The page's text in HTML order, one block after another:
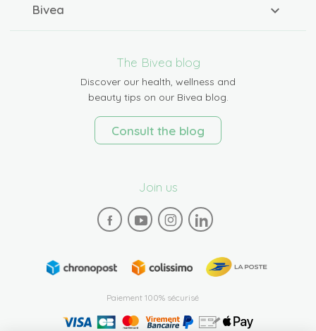
Bivea
The Bivea blog
Discover our health, wellness and
beauty tips on our Bivea blog.
Consult the blog
Join us
Paiement 100% sécurisé